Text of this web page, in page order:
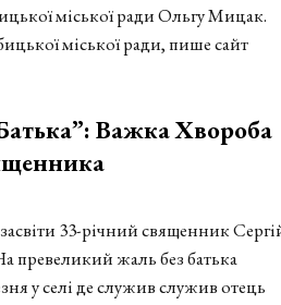
міської ради Ольгу Мицак.
міської ради, пише сайт
Важка Хвороба
33-річний священник
превеликий жаль без батька
у селі де служив служив отець